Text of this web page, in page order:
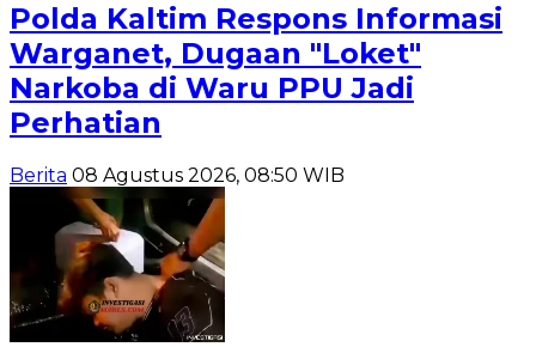
Polda Kaltim Respons Informasi
Warganet, Dugaan "Loket"
Narkoba di Waru PPU Jadi
Perhatian
Berita 08 Agustus 2026, 08:50 WIB